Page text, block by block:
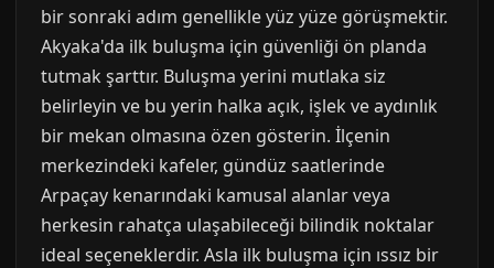
bir sonraki adım genellikle yüz yüze görüşmektir.
Akyaka'da ilk buluşma için güvenliği ön planda
tutmak şarttır. Buluşma yerini mutlaka siz
belirleyin ve bu yerin halka açık, işlek ve aydınlık
bir mekan olmasına özen gösterin. İlçenin
merkezindeki kafeler, gündüz saatlerinde
Arpaçay kenarındaki kamusal alanlar veya
herkesin rahatça ulaşabileceği bilindik noktalar
ideal seçeneklerdir. Asla ilk buluşma için ıssız bir